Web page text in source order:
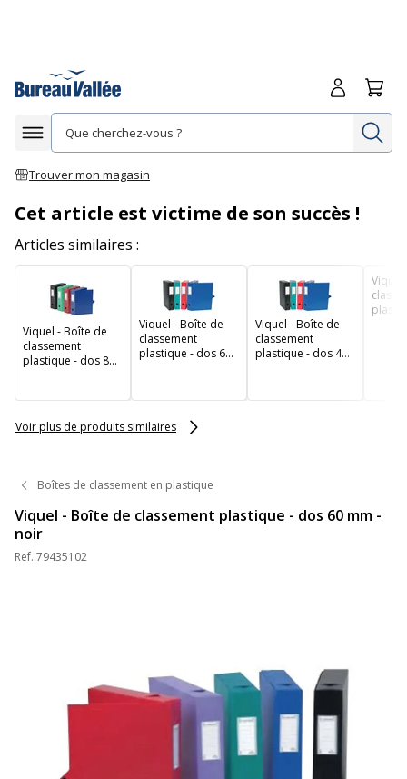
Afficher la navigation
Trouver mon magasin
Me
Cet article est victime de son succès !
Articles similaires :
Viquel - Boîte de
classement
plastique - dos 80
couleurs
Viquel - Boîte de
classement
plastique - dos 60
couleurs
Viquel - Boîte de
classement
plastique - dos 40
couleurs
Viquel
Voir plus de produits similaires
Boîtes de classement en plastique
Viquel - Boîte de classement plastique - dos 60 mm -
noir
Ref. 79435102